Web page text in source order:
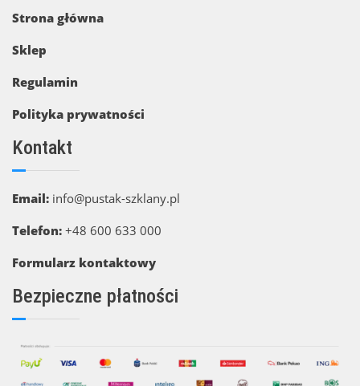
Strona główna
Sklep
Regulamin
Polityka prywatności
Kontakt
Email: info@pustak-szklany.pl
Telefon: +48 600 633 000
Formularz kontaktowy
Bezpieczne płatności